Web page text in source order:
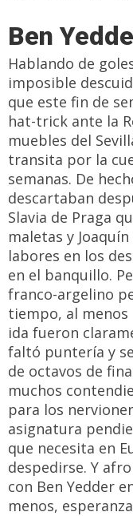
Ben
Hablando de
imposible
que este fin de
hat-trick ante la
muebles del
transita por la
semanas. De
descartaban
Slavia de Praga
maletas y
labores en los
en el banquillo.
franco-argelino
tiempo, al menos
ida fueron
faltó puntería y
de octavos de
muchos
para los
asignatura
que necesita en
despedirse. Y
con Ben Yedder
menos,